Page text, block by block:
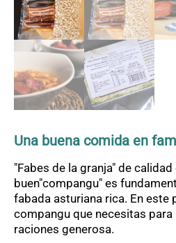
CONTACTO
Una buena comida en
"Fabes de la granja" de calidad
buen"compangu" es
fabada asturiana rica. En este
compangu que necesitas para
raciones generosa.